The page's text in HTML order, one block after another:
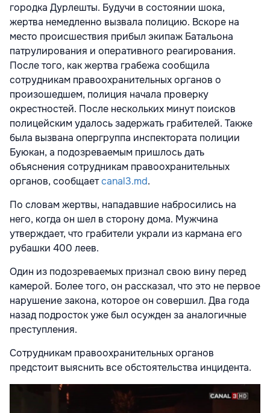
городка Дурлешты. Будучи в состоянии шока,
жертва немедленно вызвала полицию. Вскоре на
место происшествия прибыл экипаж Батальона
патрулирования и оперативного реагирования.
После того, как жертва грабежа сообщила
сотрудникам правоохранительных органов о
произошедшем, полиция начала проверку
окрестностей. После нескольких минут поисков
полицейским удалось задержать грабителей. Также
была вызвана опергруппа инспектората полиции
Буюкан, а подозреваемым пришлось дать
объяснения сотрудникам правоохранительных
органов, сообщаетcanal3.md.
По словам жертвы, нападавшие набросились на
него, когда он шел в сторону дома. Мужчина
утверждает, что грабители украли из кармана его
рубашки 400 леев.
Один из подозреваемых признал свою вину перед
камерой. Более того, он рассказал, что это не первое
нарушение закона, которое он совершил. Два года
назад подросток уже был осужден за аналогичные
преступления.
Сотрудникам правоохранительных органов
предстоит выяснить все обстоятельства инцидента.